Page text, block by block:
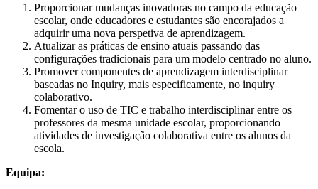
Proporcionar mudanças inovadoras no campo da educação
escolar, onde educadores e estudantes são encorajados a
adquirir uma nova perspetiva de aprendizagem.
Atualizar as práticas de ensino atuais passando das
configurações tradicionais para um modelo centrado no aluno.
Promover componentes de aprendizagem interdisciplinar
baseadas no Inquiry, mais especificamente, no inquiry
colaborativo.
Fomentar o uso de TIC e trabalho interdisciplinar entre os
professores da mesma unidade escolar, proporcionando
atividades de investigação colaborativa entre os alunos da
escola.
Equipa: